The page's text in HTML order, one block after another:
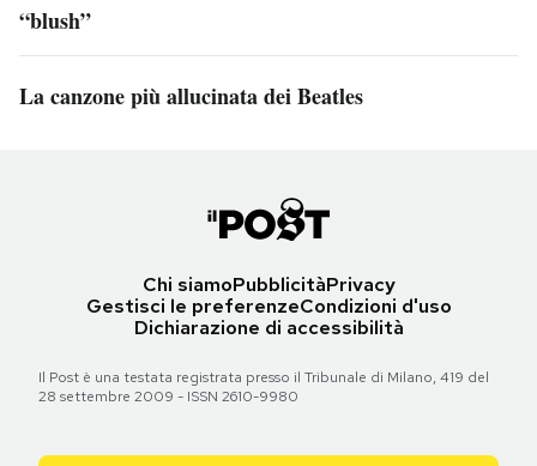
“blush”
La canzone più allucinata dei Beatles
Chi siamoPubblicitàPrivacy
Gestisci le preferenzeCondizioni d'uso
Dichiarazione di accessibilità
Il Post è una testata registrata presso il Tribunale di Milano, 419 del
28 settembre 2009 - ISSN 2610-9980